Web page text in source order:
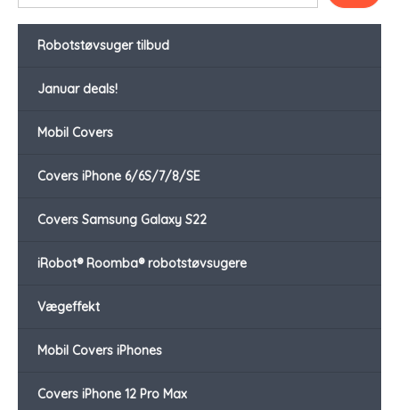
Robotstøvsuger tilbud
Januar deals!
Mobil Covers
Covers iPhone 6/6S/7/8/SE
Covers Samsung Galaxy S22
iRobot® Roomba® robotstøvsugere
Vægeffekt
Mobil Covers iPhones
Covers iPhone 12 Pro Max